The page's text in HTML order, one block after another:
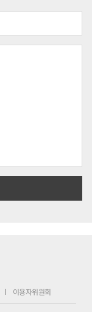
이용자위원회